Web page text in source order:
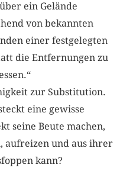
ein Gelände
von bekannten
einer festgelegten
die Entfernungen zu
zur Substitution.
eine gewisse
seine Beute machen,
aufreizen und aus ihrer
kann?